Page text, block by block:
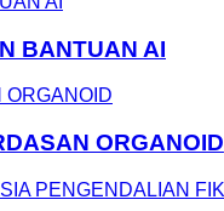
BANTUAN AI
ORGANOID